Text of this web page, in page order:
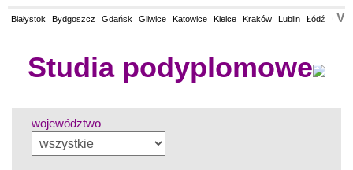
Białystok Bydgoszcz Gdańsk Gliwice Katowice Kielce Kraków Lublin Łódź V
Studia podyplomowe
województwo